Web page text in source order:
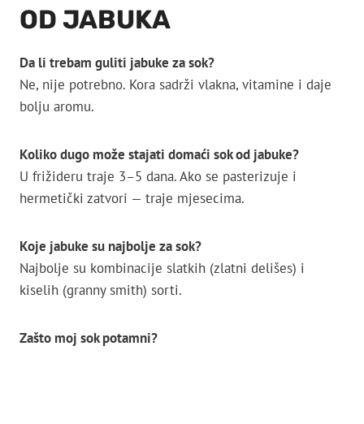
OD JABUKA
Da li trebam guliti jabuke za sok?
Ne, nije potrebno. Kora sadrži vlakna, vitamine i daje
bolju aromu.
Koliko dugo može stajati domaći sok od jabuke?
U frižideru traje 3–5 dana. Ako se pasterizuje i
hermetički zatvori — traje mjesecima.
Koje jabuke su najbolje za sok?
Najbolje su kombinacije slatkih (zlatni delišes) i
kiselih (granny smith) sorti.
Zašto moj sok potamni?